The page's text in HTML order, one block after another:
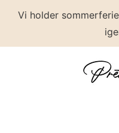
Vi holder sommerferie